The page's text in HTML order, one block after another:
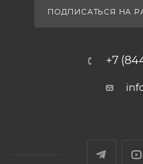
ПОДПИСАТЬСЯ НА
+7